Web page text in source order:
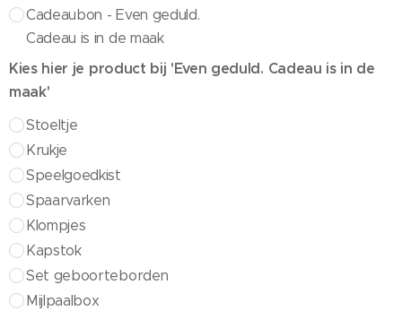
Cadeaubon - Even geduld.
Cadeau is in de maak
Kies hier je product bij 'Even geduld. Cadeau is in de
maak'
Stoeltje
Krukje
Speelgoedkist
Spaarvarken
Klompjes
Kapstok
Set geboorteborden
Mijlpaalbox